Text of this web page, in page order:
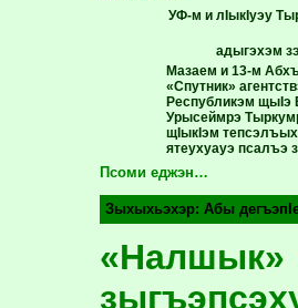
УФ-м и лIыкIуэу
адыгэхэм
Мазаем и 13-м
«Спутник»
Республикэм щыIэ
Урысеймрэ
щIыкIэм
ятеухуауэ псалъэ
Псоми еджэн…
Зыхыхьэхэр: Абы
«Налшык»